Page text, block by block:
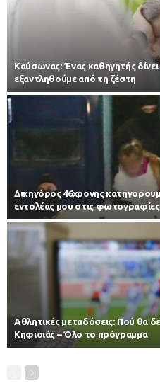
Kαύσωνας: Ένας καθηγητής
εξαντληθούμε από τη ζέστη
Δικηγόρος 46χρονης
εντολέας μου στις φωτογραφίες,
Αθλητικές μεταδόσεις: Πού θα
Κηφισιάς – Όλο το πρόγραμμα